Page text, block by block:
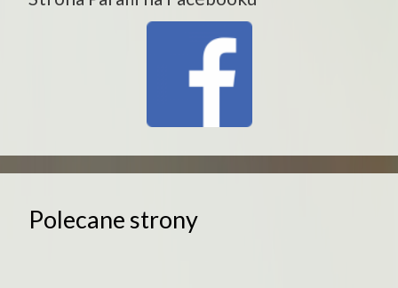
Polecane strony